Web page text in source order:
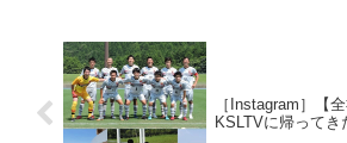
［Instagram］【
KSLTVに帰ってき